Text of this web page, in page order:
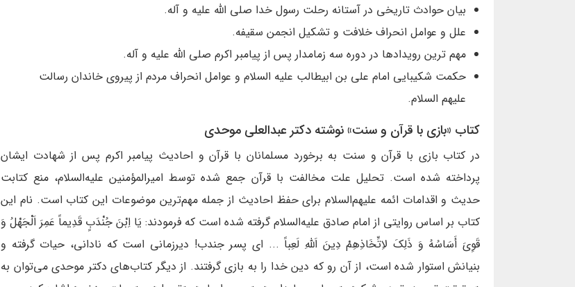
بیان حوادث تاریخی در آستانه رحلت رسول خدا صلی الله علیه و آله.
علل و عوامل انحراف خلافت و تشکیل انجمن سقیفه.
مهم ترین رویدادها در دوره سه زمامدار پس از پیامبر اکرم صلی الله علیه و آله.
حکمت شکیبایی امام علی بن ابیطالب علیه السلام و عوامل انحراف مردم از پیروی خاندان رسالت
علیهم السلام.
کتاب «بازی با قرآن و سنت» نوشته دکتر عبدالعلی موحدی
در کتاب بازی با قرآن و سنت به برخورد مسلمانان با قرآن و احادیث پیامبر اکرم پس از شهادت ایشان
پرداخته شده است. تحلیل علت مخالفت با قرآن جمع شده توسط امیرالمؤمنین علیه‌السلام، منع کتابت
حدیث و اقدامات ائمه علیهم‌السلام برای حفظ احادیث از جمله مهم‌ترین موضوعات این کتاب است. نام این
کتاب بر اساس روایتی از امام صادق علیه‌السلام گرفته شده است که فرمودند: يَا اِبْنَ جُنْدَبٍ قَدِيماً عَمِرَ اَلْجَهْلُ وَ
قَوِيَ أَسَاسُهُ وَ ذَلِكَ لاِتِّخَاذِهِمْ دِينَ اَللَّهِ لَعِباً ... ای پسر جندب! دیرزمانی است که نادانی، حیات گرفته و
بنیانش استوار شده است، از آن رو که دین خدا را به بازی گرفتند. از دیگر کتاب‌های دکتر موحدی می‌توان به